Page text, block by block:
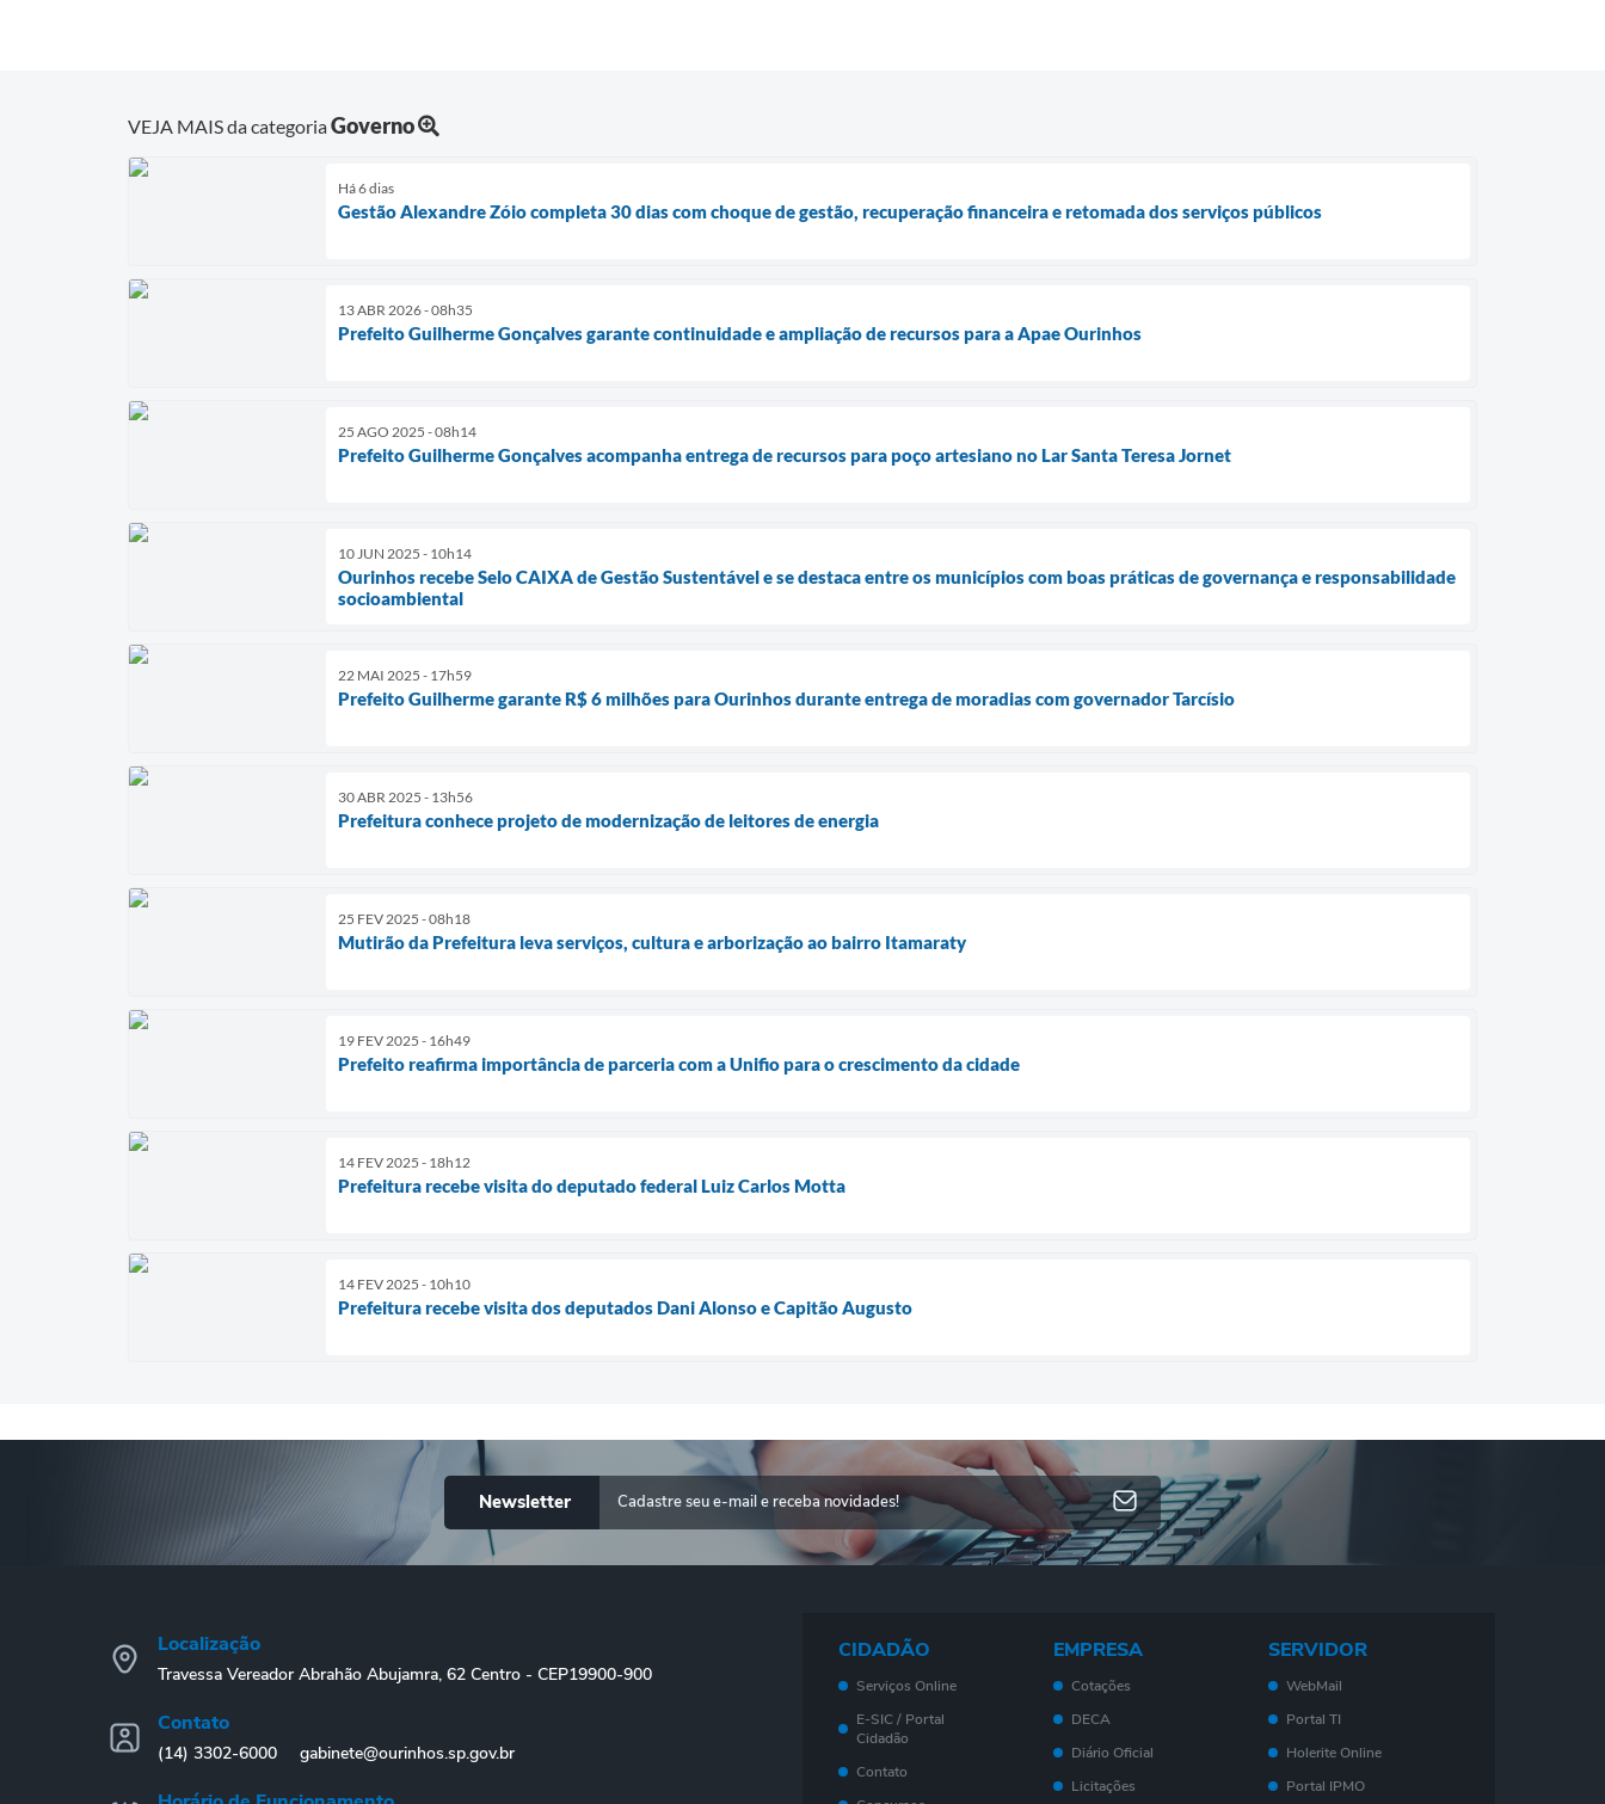
VEJA MAIS da categoriaGoverno
Há 6 dias
Gestão Alexandre Zóio completa 30 dias com choque de gestão, recuperação financeira e retomada dos serviços públicos
13 ABR 2026 - 08h35
Prefeito Guilherme Gonçalves garante continuidade e ampliação de recursos para a Apae Ourinhos
25 AGO 2025 - 08h14
Prefeito Guilherme Gonçalves acompanha entrega de recursos para poço artesiano no Lar Santa Teresa Jornet
10 JUN 2025 - 10h14
Ourinhos recebe Selo CAIXA de Gestão Sustentável e se destaca entre os municípios com boas práticas de governança e responsabilidade
socioambiental
22 MAI 2025 - 17h59
Prefeito Guilherme garante R$ 6 milhões para Ourinhos durante entrega de moradias com governador Tarcísio
30 ABR 2025 - 13h56
Prefeitura conhece projeto de modernização de leitores de energia
25 FEV 2025 - 08h18
Mutirão da Prefeitura leva serviços, cultura e arborização ao bairro Itamaraty
19 FEV 2025 - 16h49
Prefeito reafirma importância de parceria com a Unifio para o crescimento da cidade
14 FEV 2025 - 18h12
Prefeitura recebe visita do deputado federal Luiz Carlos Motta
14 FEV 2025 - 10h10
Prefeitura recebe visita dos deputados Dani Alonso e Capitão Augusto
Newsletter
Localização
Travessa Vereador Abrahão Abujamra, 62 Centro - CEP19900-900
Contato
(14) 3302-6000 gabinete@ourinhos.sp.gov.br
CIDADÃO
Serviços Online
E-SIC / Portal
Cidadão
Contato
EMPRESA
Cotações
DECA
Diário Oficial
Licitações
SERVIDOR
WebMail
Portal TI
Holerite Online
Portal IPMO